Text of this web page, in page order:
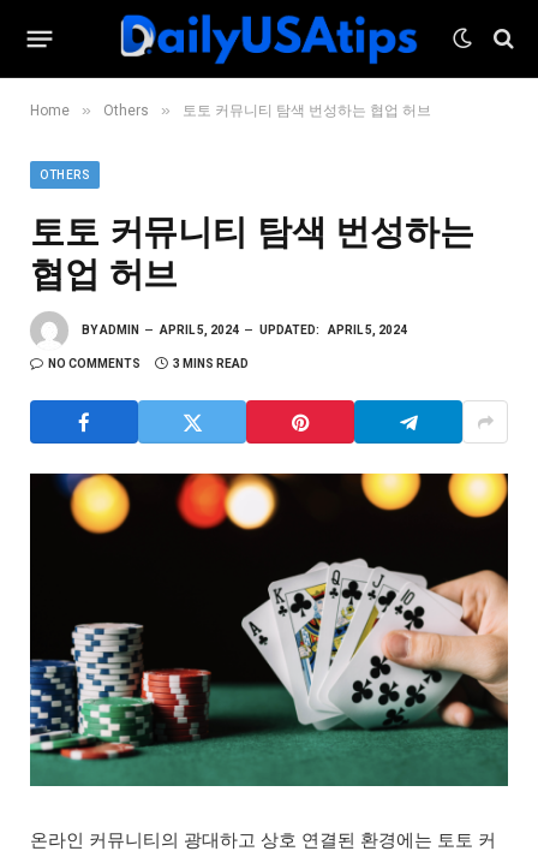
Home » Others » 토토 커뮤니티 탐색 번성하는 협업 허브
OTHERS
토토 커뮤니티 탐색 번성하는
협업 허브
BYADMIN APRIL 5, 2024 UPDATED: APRIL 5, 2024
NO COMMENTS 3 MINS READ
온라인 커뮤니티의 광대하고 상호 연결된 환경에는 토토 커